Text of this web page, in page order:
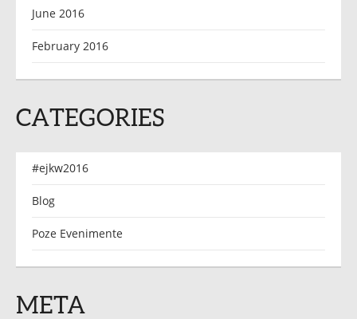
June 2016
February 2016
CATEGORIES
#ejkw2016
Blog
Poze Evenimente
META